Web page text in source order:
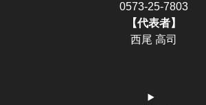
0573-25-7803
【代表者】
西尾 高司